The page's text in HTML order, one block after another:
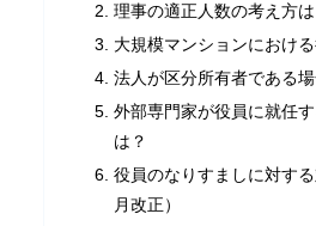
理事の適正人数の考え方は
大規模マンションにおけ
法人が区分所有者である
外部専門家が役員に就任
は？
役員のなりすましに対す
月改正）